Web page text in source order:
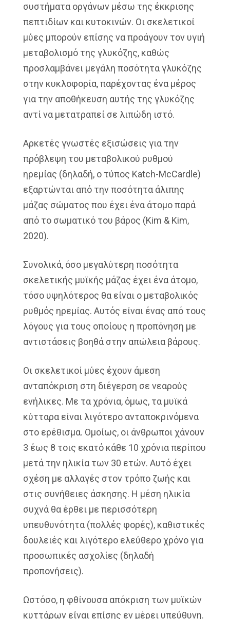
συστήματα οργάνων μέσω της έκκρισης
πεπτιδίων και κυτοκινών. Οι σκελετικοί
μύες μπορούν επίσης να προάγουν τον υγιή
μεταβολισμό της γλυκόζης, καθώς
προσλαμβάνει μεγάλη ποσότητα γλυκόζης
στην κυκλοφορία, παρέχοντας ένα μέρος
για την αποθήκευση αυτής της γλυκόζης
αντί να μετατραπεί σε λιπώδη ιστό.
Αρκετές γνωστές εξισώσεις για την
πρόβλεψη του μεταβολικού ρυθμού
ηρεμίας (δηλαδή, ο τύπος Katch-McCardle)
εξαρτώνται από την ποσότητα άλιπης
μάζας σώματος που έχει ένα άτομο παρά
από το σωματικό του βάρος (Kim & Kim,
2020).
Συνολικά, όσο μεγαλύτερη ποσότητα
σκελετικής μυϊκής μάζας έχει ένα άτομο,
τόσο υψηλότερος θα είναι ο μεταβολικός
ρυθμός ηρεμίας. Αυτός είναι ένας από τους
λόγους για τους οποίους η προπόνηση με
αντιστάσεις βοηθά στην απώλεια βάρους.
Οι σκελετικοί μύες έχουν άμεση
ανταπόκριση στη διέγερση σε νεαρούς
ενήλικες. Με τα χρόνια, όμως, τα μυϊκά
κύτταρα είναι λιγότερο ανταποκρινόμενα
στο ερέθισμα. Ομοίως, οι άνθρωποι χάνουν
3 έως 8 τοις εκατό κάθε 10 χρόνια περίπου
μετά την ηλικία των 30 ετών. Αυτό έχει
σχέση με αλλαγές στον τρόπο ζωής και
στις συνήθειες άσκησης. Η μέση ηλικία
συχνά θα έρθει με περισσότερη
υπευθυνότητα (πολλές φορές), καθιστικές
δουλειές και λιγότερο ελεύθερο χρόνο για
προσωπικές ασχολίες (δηλαδή
προπονήσεις).
Ωστόσο, η φθίνουσα απόκριση των μυϊκών
κυττάρων είναι επίσης εν μέρει υπεύθυνη.